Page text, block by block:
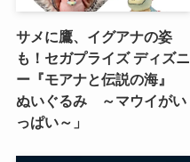
サメに鷹、イグアナの姿
も！セガプライズ ディズニ
ー『モアナと伝説の海』
ぬいぐるみ ～マウイがい
っぱい～」